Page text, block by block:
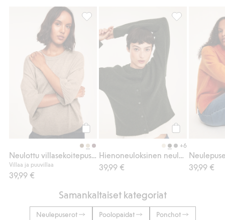
Osta
Villaa ja puuvillaa
39,99 €
Neulottu villasekoitepusero, Lisää
+6
39,99 €
39,99 €
Samankaltaiset kategoriat
Neulepuserot Poolopaidat
Ponchot